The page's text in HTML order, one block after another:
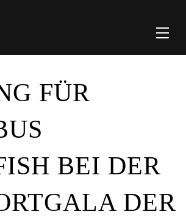
FÜR
BEI DER
DER